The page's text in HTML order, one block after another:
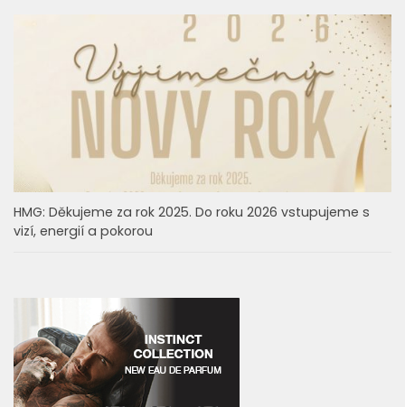
HMG: Děkujeme za rok 2025. Do roku 2026 vstupujeme s
vizí, energií a pokorou